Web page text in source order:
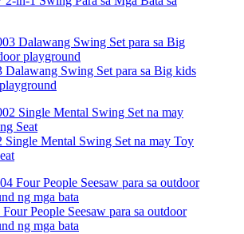
Dalawang Swing Set para sa Big kids
Single Mental Swing Set na may Toy
People Seesaw para sa outdoor
ng mga bata